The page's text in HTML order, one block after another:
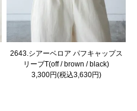
2643.シアーベロア パフキャップス
リーブT(off / brown / black)
3,300円(税込3,630円)